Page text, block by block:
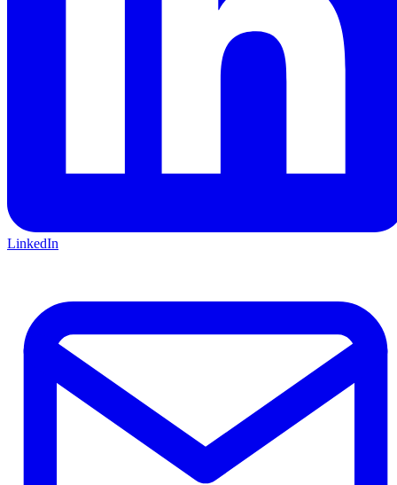
LinkedIn